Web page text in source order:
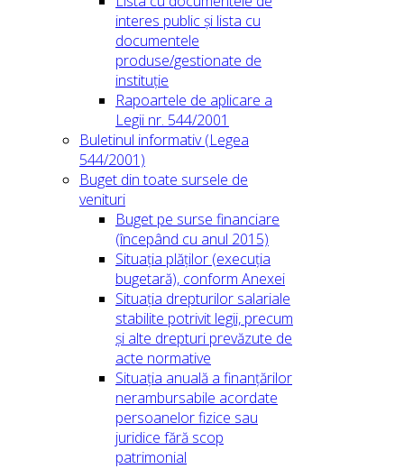
interes public și lista cu
documentele
produse/gestionate de
instituție
Rapoartele de aplicare a
Legii nr. 544/2001
Buletinul informativ (Legea
544/2001)
Buget din toate sursele de
venituri
Buget pe surse financiare
(începând cu anul 2015)
Situația plăților (execuția
bugetară), conform Anexei
Situația drepturilor salariale
stabilite potrivit legii, precum
și alte drepturi prevăzute de
acte normative
Situația anuală a finanțărilor
nerambursabile acordate
persoanelor fizice sau
juridice fără scop
patrimonial